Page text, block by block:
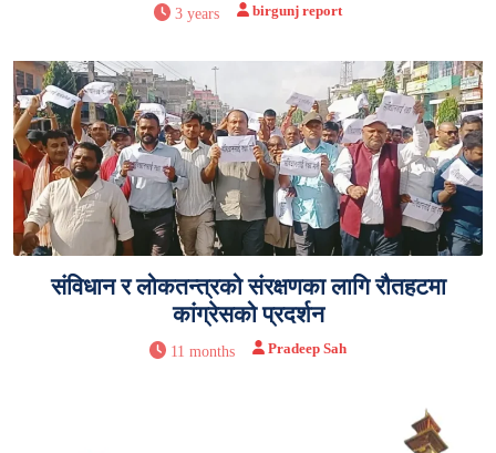
3 years birgunj report
संविधान र लोकतन्त्रको संरक्षणका लागि रौतहटमा
कांग्रेसको प्रदर्शन
11 months Pradeep Sah